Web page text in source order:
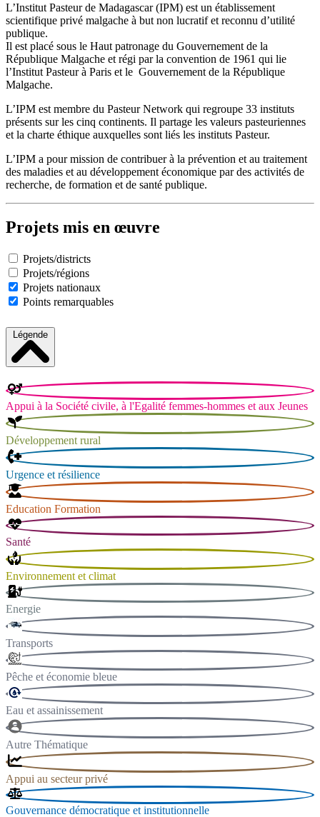
L’Institut Pasteur de Madagascar (IPM) est un établissement
scientifique privé malgache à but non lucratif et reconnu d’utilité
publique.
Il est placé sous le Haut patronage du Gouvernement de la
République Malgache et régi par la convention de 1961 qui lie
l’Institut Pasteur à Paris et le Gouvernement de la République
Malgache.
L’IPM est membre du Pasteur Network qui regroupe 33 instituts
présents sur les cinq continents. Il partage les valeurs pasteuriennes
et la charte éthique auxquelles sont liés les instituts Pasteur.
L’IPM a pour mission de contribuer à la prévention et au traitement
des maladies et au développement économique par des activités de
recherche, de formation et de santé publique.
Projets mis en œuvre
Projets/districts
Projets/régions
Projets nationaux
Points remarquables
Légende
Appui à la Société civile, à l'Egalité femmes-hommes et aux Jeunes
Développement rural
Urgence et résilience
Education Formation
Santé
Environnement et climat
Energie
Transports
Pêche et économie bleue
Eau et assainissement
Autre Thématique
Appui au secteur privé
Gouvernance démocratique et institutionnelle